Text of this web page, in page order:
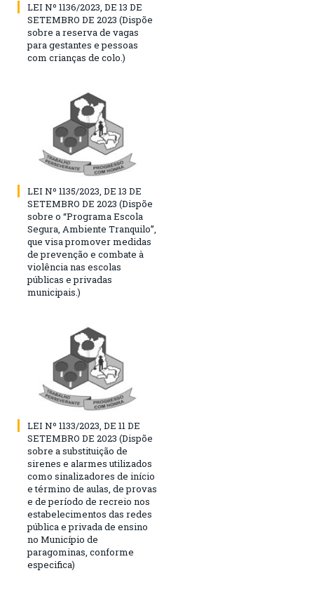
LEI Nº 1136/2023, DE 13 DE
SETEMBRO DE 2023 (Dispõe
sobre a reserva de vagas
para gestantes e pessoas
com crianças de colo.)
LEI Nº 1135/2023, DE 13 DE
SETEMBRO DE 2023 (Dispõe
sobre o “Programa Escola
Segura, Ambiente Tranquilo”,
que visa promover medidas
de prevenção e combate à
violência nas escolas
públicas e privadas
municipais.)
LEI Nº 1133/2023, DE 11 DE
SETEMBRO DE 2023 (Dispõe
sobre a substituição de
sirenes e alarmes utilizados
como sinalizadores de início
e término de aulas, de provas
e de período de recreio nos
estabelecimentos das redes
pública e privada de ensino
no Município de
paragominas, conforme
especifica)